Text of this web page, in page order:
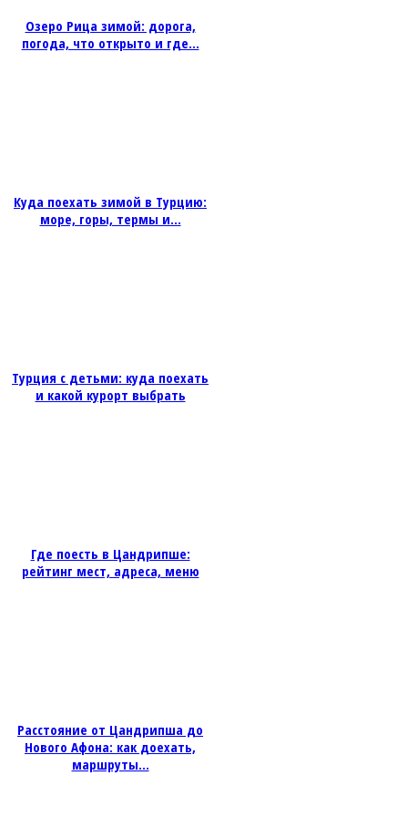
Озеро Рица зимой: дорога,
погода, что открыто и где...
Куда поехать зимой в Турцию:
море, горы, термы и...
Турция с детьми: куда поехать
и какой курорт выбрать
Где поесть в Цандрипше:
рейтинг мест, адреса, меню
Расстояние от Цандрипша до
Нового Афона: как доехать,
маршруты...